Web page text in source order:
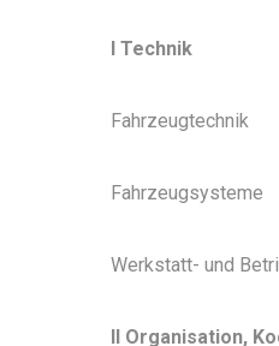
I Technik
Fahrzeugtechnik
Fahrzeugsysteme
Werkstatt- und
II Organisation,